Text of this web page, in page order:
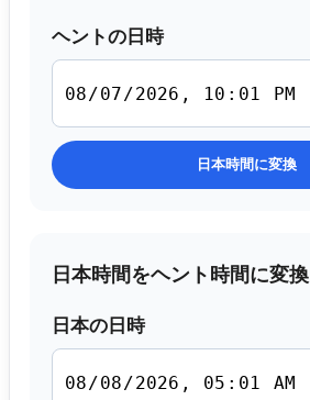
ヘントの日時
日本時間に変換
日本時間をヘント時間に変換
日本の日時